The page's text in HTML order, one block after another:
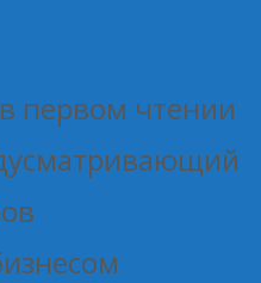
первом чтении